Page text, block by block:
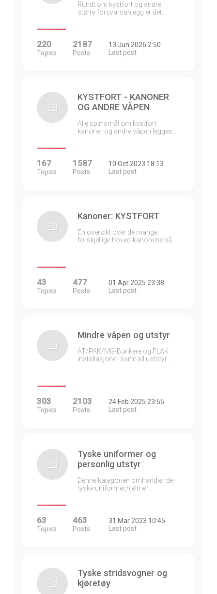
Rundt om kystfort og andre
større forsvarsanlegg er det…
220
Topics
2187
Posts
13 Jun 2026 2:50
Last post
KYSTFORT - KANONER
OG ANDRE VÅPEN
Alle spørsmål om kystfort
kanoner og andre våpen legges…
167
Topics
1587
Posts
10 Oct 2023 18:13
Last post
Kanoner: KYSTFORT
En oversikt over de mange
forskjellige hoved-kanonene på…
43
Topics
477
Posts
01 Apr 2025 23:38
Last post
Mindre våpen og utstyr
AT/PAK/MG-Bunkere og FLAK
installasjoner samt all uststyr…
303
Topics
2103
Posts
24 Feb 2025 23:55
Last post
Tyske uniformer og
personlig utstyr
Denne kategorien omhandler de
tyske uniformer,hjelmer…
63
Topics
463
Posts
31 Mar 2023 10:45
Last post
Tyske stridsvogner og
kjøretøy